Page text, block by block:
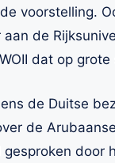
voorstelling.
de
dat op grote
de Duitse
de
door